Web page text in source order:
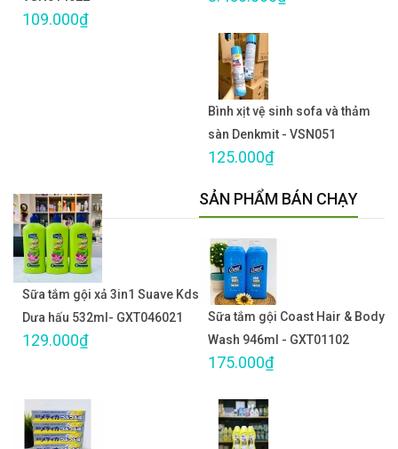
109.000₫
Bình xịt vệ sinh sofa và thảm
sàn Denkmit - VSN051
125.000₫
Sữa tắm gội xả 3in1 Suave Kds
Dưa hấu 532ml- GXT046021
129.000₫
SẢN PHẨM BÁN CHẠY
Sữa tắm gội Coast Hair & Body
Wash 946ml - GXT01102
175.000₫